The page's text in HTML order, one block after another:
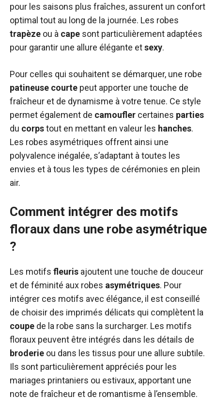
pour les saisons plus fraîches, assurent un confort
optimal tout au long de la journée. Les robes
trapèze ou à cape sont particulièrement adaptées
pour garantir une allure élégante etsexy.
Pour celles qui souhaitent se démarquer, une robe
patineuse courte peut apporter une touche de
fraîcheur et de dynamisme à votre tenue. Ce style
permet également de camoufler certaines parties
du corpstout en mettant en valeur les hanches.
Les robes asymétriques offrent ainsi une
polyvalence inégalée, s’adaptant à toutes les
envies et à tous les types de cérémonies en plein
air.
Comment intégrer des motifs
floraux dans une robe asymétrique
?
Les motifs fleuris ajoutent une touche de douceur
et de féminité aux robes asymétriques. Pour
intégrer ces motifs avec élégance, il est conseillé
de choisir des imprimés délicats qui complètent la
coupe de la robe sans la surcharger. Les motifs
floraux peuvent être intégrés dans les détails de
broderie ou dans les tissus pour une allure subtile.
Ils sont particulièrement appréciés pour les
mariages printaniers ou estivaux, apportant une
note de fraîcheur et de romantisme à l’ensemble.